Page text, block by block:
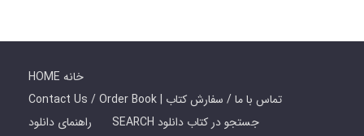
HOME خانه
Contact Us / Order Book | تماس با ما / سفارش کتاب
راهنمای دانلود
SEARCH جستجو در کتاب دانلود